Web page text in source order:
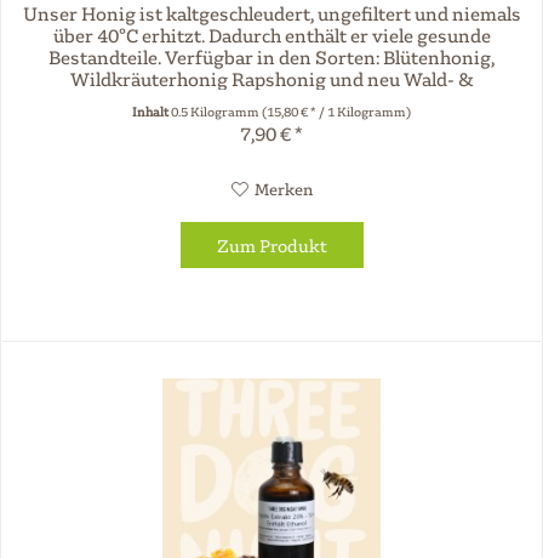
Unser Honig ist kaltgeschleudert, ungefiltert und niemals
über 40°C erhitzt. Dadurch enthält er viele gesunde
Bestandteile. Verfügbar in den Sorten: Blütenhonig,
Wildkräuterhonig Rapshonig und neu Wald- &
Blütenhonig! Die wichtigsten...
Inhalt0.5 Kilogramm(15,80 € * / 1 Kilogramm)
7,90 € *
Merken
Zum Produkt